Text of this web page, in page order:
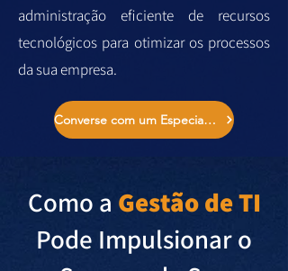
administração eficiente de recursos
tecnológicos para otimizar os processos
da sua empresa.
Converse com um Especialista
Como a Gestão de TI
Pode Impulsionar o